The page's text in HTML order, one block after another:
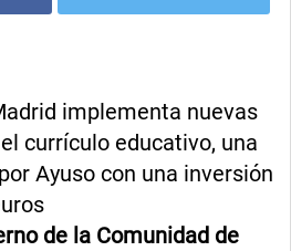
implementa nuevas
currículo educativo, una
Ayuso con una inversión
de la Comunidad de